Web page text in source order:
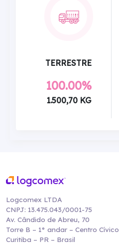
TERRESTRE
100.00%
1.500,70 KG
Logcomex LTDA
CNPJ: 13.475.043/0001-75
Av. Cândido de Abreu, 70
Torre B – 1° andar – Centro Cívico
Curitiba – PR – Brasil